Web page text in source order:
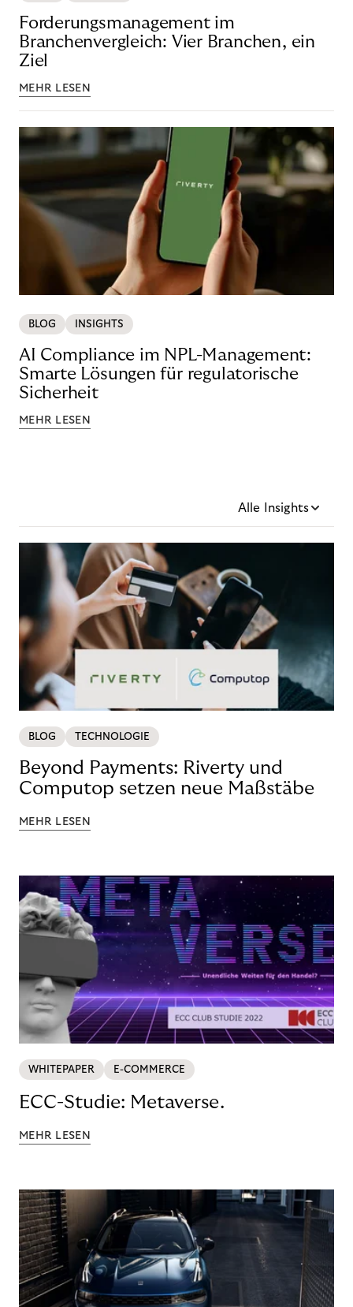
Forderungsmanagement im
Branchenvergleich: Vier Branchen, ein
Ziel
MEHR LESEN
BLOG INSIGHTS
AI Compliance im NPL-Management:
Smarte Lösungen für regulatorische
Sicherheit
MEHR LESEN
Alle Insights
BLOG TECHNOLOGIE
Beyond Payments: Riverty und
Computop setzen neue Maßstäbe
MEHR LESEN
WHITEPAPER E-COMMERCE
ECC-Studie: Metaverse.
MEHR LESEN